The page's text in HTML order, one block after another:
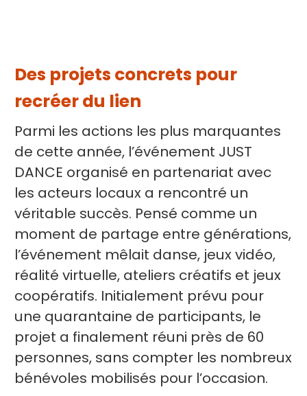
Des projets concrets pour
recréer du lien
Parmi les actions les plus marquantes
de cette année, l’événement JUST
DANCE organisé en partenariat avec
les acteurs locaux a rencontré un
véritable succès. Pensé comme un
moment de partage entre générations,
l’événement mêlait danse, jeux vidéo,
réalité virtuelle, ateliers créatifs et jeux
coopératifs. Initialement prévu pour
une quarantaine de participants, le
projet a finalement réuni près de 60
personnes, sans compter les nombreux
bénévoles mobilisés pour l’occasion.